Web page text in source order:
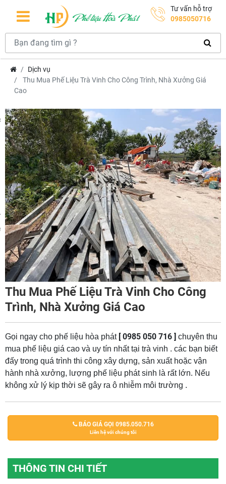
Tư vấn hỗ trợ
0985050716
Dịch vụ
Thu Mua Phế Liệu Trà Vinh Cho Công Trình, Nhà Xưởng Giá
Cao
Thu Mua Phế Liệu Trà Vinh Cho Công
Trình, Nhà Xưởng Giá Cao
Gọi ngay cho phế liệu hòa phát[ 0985 050 716 ] chuyên thu
mua phế liệu giá cao và uy tín nhất tại trà vinh . các bạn biết
đấy trong quá trình thi công xây dựng, sản xuất hoặc vận
hành nhà xưởng, lượng phế liệu phát sinh là rất lớn. Nếu
không xử lý kịp thời sẽ gây ra ô nhiễm môi trường .
BÁO GIÁ GỌI 0985.050.716
Liên hệ với chúng tôi
THÔNG TIN CHI TIẾT